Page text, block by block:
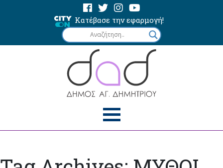
Κατέβασε την εφαρμογή!